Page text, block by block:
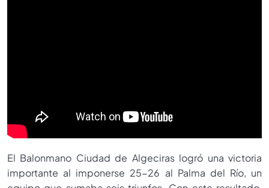
El Balonmano Ciudad de Algeciras logró una victoria
importante al imponerse 25-26 al Palma del Río, un